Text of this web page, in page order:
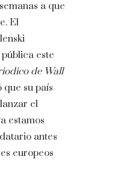
a que
El
este
de Wall
su país
el
estamos
antes
europeos